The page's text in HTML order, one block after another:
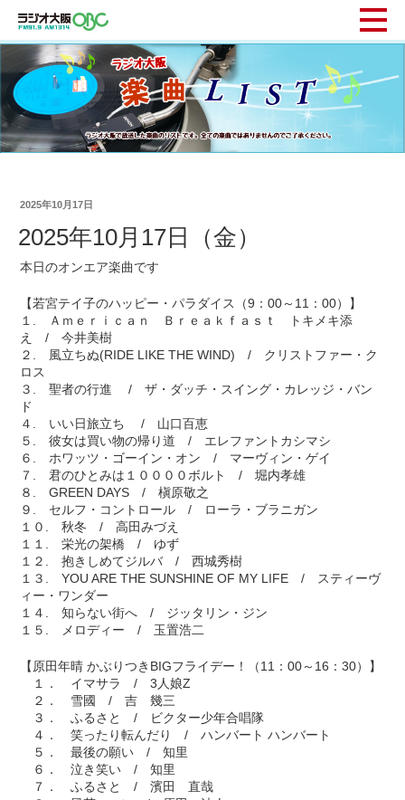
2025年10月17日
2025年10月17日（金）
本日のオンエア楽曲です
【若宮テイ子のハッピー・パラダイス（9：00～11：00）】
１. Ａｍｅｒｉｃａｎ Ｂｒｅａｋｆａｓｔ トキメキ添
え / 今井美樹
２. 風立ちぬ(RIDE LIKE THE WIND) / クリストファー・ク
ロス
３. 聖者の行進 / ザ・ダッチ・スイング・カレッジ・バン
ド
４. いい日旅立ち / 山口百恵
５. 彼女は買い物の帰り道 / エレファントカシマシ
６. ホワッツ・ゴーイン・オン / マーヴィン・ゲイ
７. 君のひとみは１００００ボルト / 堀内孝雄
８. GREEN DAYS / 槇原敬之
９. セルフ・コントロール / ローラ・ブラニガン
１０. 秋冬 / 高田みづえ
１１. 栄光の架橋 / ゆず
１２. 抱きしめてジルバ / 西城秀樹
１３. YOU ARE THE SUNSHINE OF MY LIFE / スティーヴ
ィー・ワンダー
１４. 知らない街へ / ジッタリン・ジン
１５. メロディー / 玉置浩二
【原田年晴 かぶりつきBIGフライデー！（11：00～16：30）】
１． イマサラ / 3人娘Z
２． 雪國 / 吉 幾三
３． ふるさと / ビクター少年合唱隊
４． 笑ったり転んだり / ハンバート ハンバート
５． 最後の願い / 知里
６． 泣き笑い / 知里
７． ふるさと / 濱田 直哉